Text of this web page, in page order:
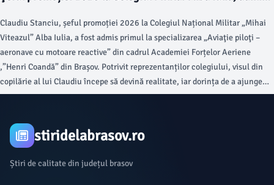
Academia Forțelor Aeriene”Henri Coandă” din Brașov
Claudiu Stanciu, șeful promoției 2026 la Colegiul Național Militar „Mihai
Viteazul” Alba Iulia, a fost admis primul la specializarea „Aviaţie piloţi –
aeronave cu motoare reactive” din cadrul Academiei Forțelor Aeriene
,”Henri Coandă” din Brașov. Potrivit reprezentanților colegiului, visul din
copilărie al lui Claudiu începe să devină realitate, iar dorința de a ajunge
pilot militar prinde contur.
stiridelabrasov.ro
Știri de calitate din județul brasov